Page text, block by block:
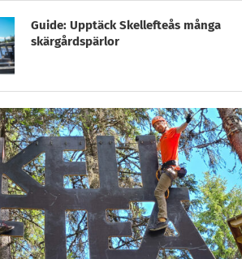
Guide: Upptäck Skellefteås många
skärgårdspärlor